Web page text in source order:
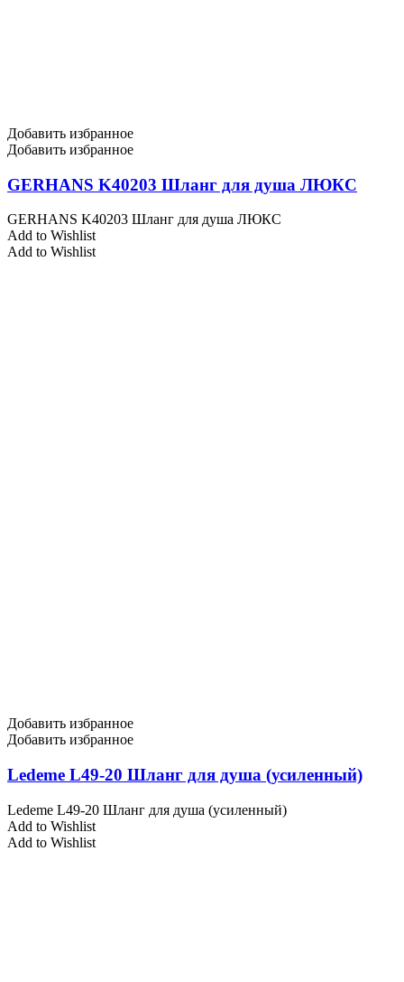
Добавить избранное
Добавить избранное
GERHANS K40203 Шланг для душа ЛЮКС
GERHANS K40203 Шланг для душа ЛЮКС
Add to Wishlist
Add to Wishlist
Добавить избранное
Добавить избранное
Ledeme L49-20 Шланг для душа (усиленный)
Ledeme L49-20 Шланг для душа (усиленный)
Add to Wishlist
Add to Wishlist